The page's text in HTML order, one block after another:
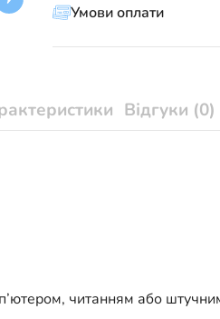
зоруУмови оплати
Відгуки (0)
читанням або